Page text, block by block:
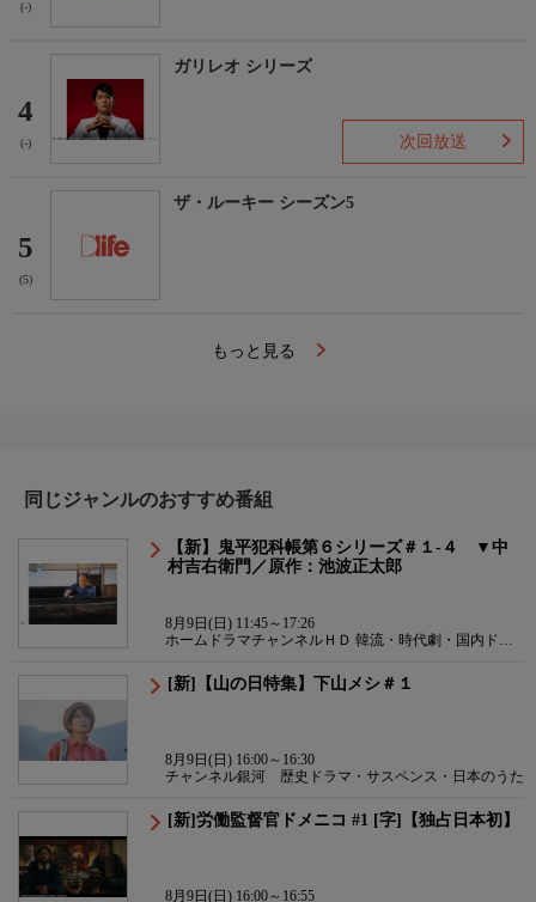
(-)
4
(-)
ガリレオ シリーズ
次回放送
5
(5)
ザ・ルーキー シーズン5
もっと見る
同じジャンルのおすすめ番組
【新】鬼平犯科帳第６シリーズ＃１-４ ▼中
村吉右衛門／原作：池波正太郎
8月9日(日) 11:45～17:26
ホームドラマチャンネルＨＤ 韓流・時代劇・国内ドラ
[新]【山の日特集】下山メシ＃１
8月9日(日) 16:00～16:30
チャンネル銀河 歴史ドラマ・サスペンス・日本のうた
[新]労働監督官ドメニコ #1 [字]【独占日本初】
8月9日(日) 16:00～16:55